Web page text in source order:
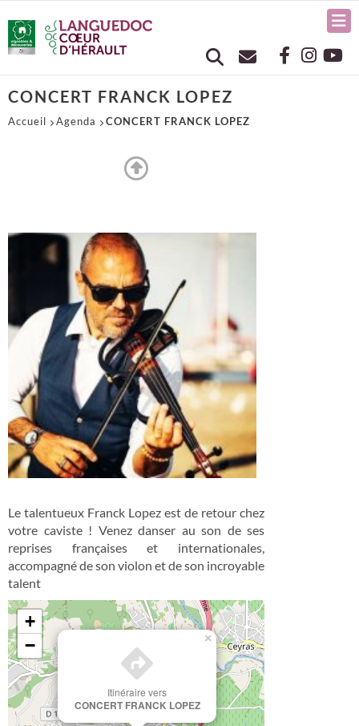
CONCERT FRANCK LOPEZ
Accueil Agenda CONCERT FRANCK LOPEZ
Le talentueux Franck Lopez est de retour chez
votre caviste ! Venez danser au son de ses
reprises françaises et internationales,
accompagné de son violon et de son incroyable
talent
Itinéraire vers
CONCERT FRANCK LOPEZ
×
+
−